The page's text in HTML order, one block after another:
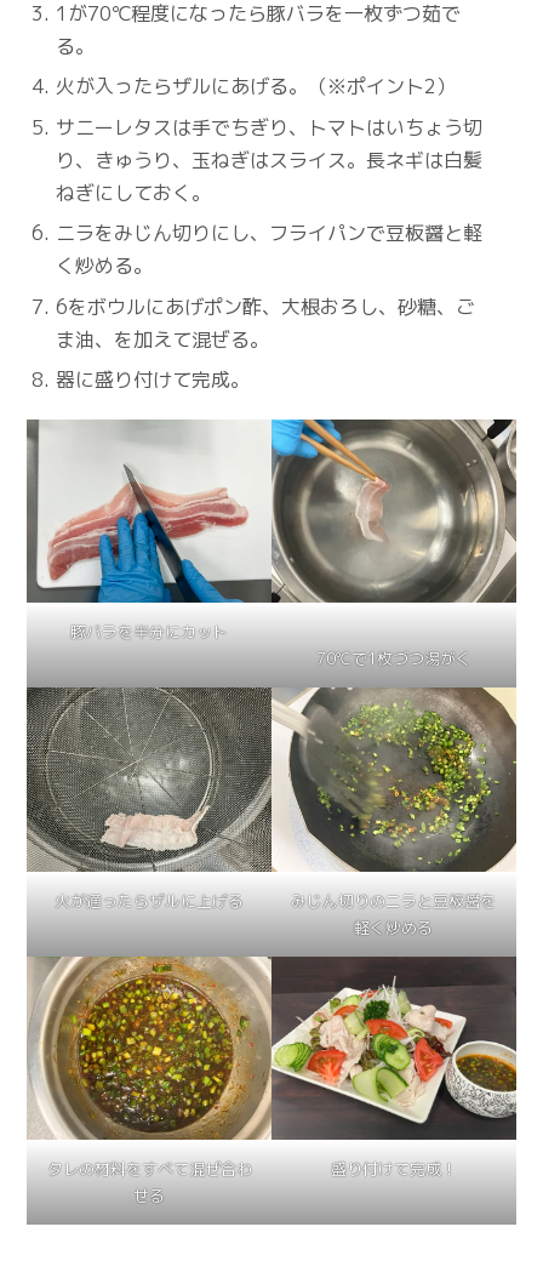
1が70℃程度になったら豚バラを一枚ずつ茹で
る。
火が入ったらザルにあげる。（※ポイント2）
サニーレタスは手でちぎり、トマトはいちょう切
り、きゅうり、玉ねぎはスライス。長ネギは白髪
ねぎにしておく。
ニラをみじん切りにし、フライパンで豆板醤と軽
く炒める。
6をボウルにあげポン酢、大根おろし、砂糖、ご
ま油、を加えて混ぜる。
器に盛り付けて完成。
豚バラを半分にカット
70℃で1枚づつ湯がく
火が通ったらザルに上げる
みじん切りのニラと豆板醤を
軽く炒める
タレの材料をすべて混ぜ合わ
せる
盛り付けて完成！